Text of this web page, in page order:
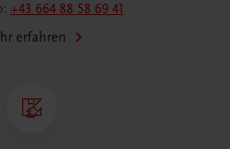
+43 664 88 58 69 41
erfahren